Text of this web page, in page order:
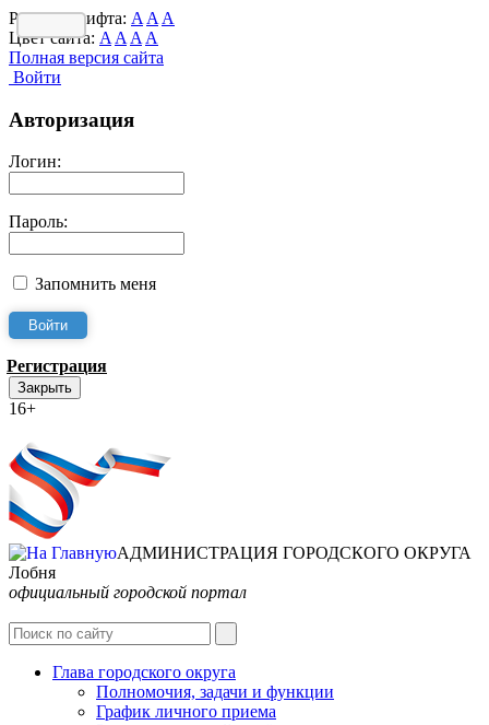
Размер шрифта: A A A
Цвет сайта: A A A A
Полная версия сайта
Войти
Авторизация
Логин:
Пароль:
Запомнить меня
Регистрация
Закрыть
16+
АДМИНИСТРАЦИЯ ГОРОДСКОГО ОКРУГА
Лобня
официальный городской портал
Глава городского округа
Полномочия, задачи и функции
График личного приема